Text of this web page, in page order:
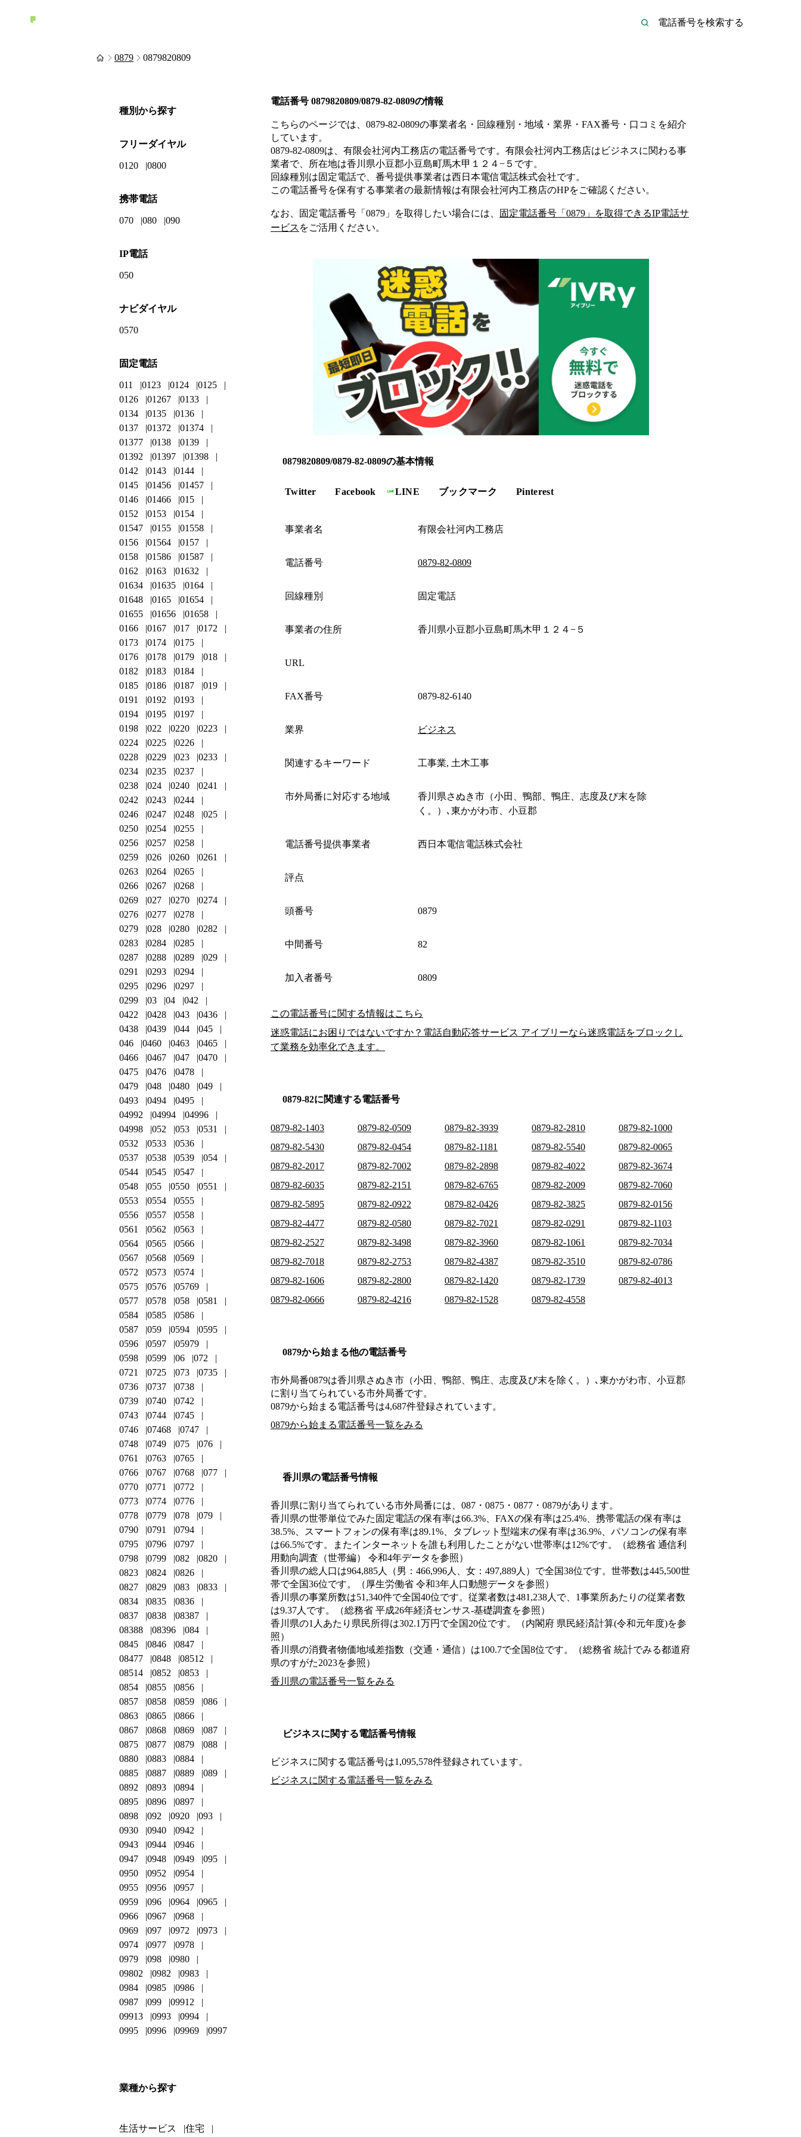
0879 0879820809
電話番号 0879820809/0879-82-0809の情報
こちらのページでは、 0879-82-0809の事業者名・回線種別・地域・業界・FAX番号・口コミを紹介
しています。
0879-82-0809は、 有限会社河内工務店の電話番号です。 有限会社河内工務店は ビジネスに関わる事
業者で、所在地は香川県小豆郡小豆島町馬木甲１２４−５ です。
回線種別は固定電話で、番号提供事業者は西日本電信電話株式会社です。
この電話番号を保有する事業者の最新情報は有限会社河内工務店のHPをご確認ください。
なお、固定電話番号「 0879 」を取得したい場合には、 固定電話番号「 0879 」を取得できるIP電話サ
ービス をご活用ください。
0879820809/0879-82-0809の基本情報
Twitter Facebook LINE ブックマーク Pinterest
事業者名 有限会社河内工務店
電話番号 0879-82-0809
回線種別 固定電話
事業者の住所 香川県小豆郡小豆島町馬木甲１２４−５
URL
FAX番号 0879-82-6140
業界 ビジネス
関連するキーワード 工事業, 土木工事
市外局番に対応する地域
香川県さぬき市（小田、鴨部、鴨庄、志度及び末を除
く。）､東かがわ市、小豆郡
電話番号提供事業者 西日本電信電話株式会社
評点
頭番号 0879
中間番号 82
加入者番号 0809
この電話番号に関する情報はこちら
迷惑電話にお困りではないですか？電話自動応答サービス アイブリーなら迷惑電話をブロックし
て業務を効率化できます。
0879-82に関連する電話番号
0879-82-1403 0879-82-0509 0879-82-3939 0879-82-2810
0879-82-1000
0879-82-5430
0879-82-0454 0879-82-1181 0879-82-5540
0879-82-0065
0879-82-2017
0879-82-7002 0879-82-2898 0879-82-4022
0879-82-3674
0879-82-6035
0879-82-2151 0879-82-6765 0879-82-2009
0879-82-7060
0879-82-5895
0879-82-0922 0879-82-0426 0879-82-3825
0879-82-0156
0879-82-4477
0879-82-0580 0879-82-7021 0879-82-0291
0879-82-1103
0879-82-2527
0879-82-3498 0879-82-3960 0879-82-1061
0879-82-7034
0879-82-7018
0879-82-2753 0879-82-4387 0879-82-3510
0879-82-0786
0879-82-1606
0879-82-2800 0879-82-1420 0879-82-1739
0879-82-4013
0879-82-0666
0879-82-4216 0879-82-1528 0879-82-4558
0879から始まる他の電話番号
市外局番0879は香川県さぬき市（小田、鴨部、鴨庄、志度及び末を除く。）､東かがわ市、小豆郡
に割り当てられている市外局番です。
0879から始まる電話番号は4,687件登録されています。
0879から始まる電話番号一覧をみる
香川県の電話番号情報
香川県に割り当てられている市外局番には、087・0875・0877・0879があります。
香川県の世帯単位でみた固定電話の保有率は66.3%、FAXの保有率は25.4%、携帯電話の保有率は
38.5%、スマートフォンの保有率は89.1%、タブレット型端末の保有率は36.9%、パソコンの保有率
は66.5%です。またインターネットを誰も利用したことがない世帯率は12%です。（総務省 通信利
用動向調査（世帯編） 令和4年データを参照）
香川県の総人口は964,885人（男：466,996人、女：497,889人）で全国38位です。世帯数は445,500世
帯で全国36位です。（厚生労働省 令和3年人口動態データを参照）
香川県の事業所数は51,340件で全国40位です。従業者数は481,238人で、1事業所あたりの従業者数
は9.37人です。（総務省 平成26年経済センサス‐基礎調査を参照）
香川県の1人あたり県民所得は302.1万円で全国20位です。（内閣府 県民経済計算(令和元年度)を参
照）
香川県の消費者物価地域差指数（交通・通信）は100.7で全国8位です。（総務省 統計でみる都道府
県のすがた2023を参照）
香川県の電話番号一覧をみる
ビジネスに関する電話番号情報
ビジネスに関する電話番号は1,095,578件登録されています。
ビジネスに関する電話番号一覧をみる
種別から探す
フリーダイヤル
0120 0800
携帯電話
070 080 090
IP電話
050
ナビダイヤル
0570
固定電話
011 0123 0124
0125
0126
01267
0133
0134
0135
0136
0137
01372
01374
01377
0138
0139
01392
01397
01398
0142
0143
0144
0145
01456
01457
0146
01466
015
0152
0153
0154
01547
0155
01558
0156
01564
0157
0158
01586
01587
0162
0163
01632
01634
01635
0164
01648
0165
01654
01655
01656
01658
0166
0167 017
0172
0173
0174
0175
0176
0178 0179
018
0182
0183
0184
0185
0186 0187
019
0191
0192
0193
0194
0195
0197
0198
022 0220
0223
0224
0225
0226
0228
0229 023
0233
0234
0235
0237
0238
024 0240
0241
0242
0243
0244
0246
0247 0248
025
0250
0254
0255
0256
0257
0258
0259
026 0260
0261
0263
0264
0265
0266
0267
0268
0269
027 0270
0274
0276
0277
0278
0279
028 0280
0282
0283
0284
0285
0287
0288 0289
029
0291
0293
0294
0295
0296
0297
0299
03 04
042
0422
0428 043
0436
0438
0439 044
045
046
0460 0463
0465
0466
0467 047
0470
0475
0476
0478
0479
048 0480
049
0493
0494
0495
04992
04994
04996
04998
052 053
0531
0532
0533
0536
0537
0538 0539
054
0544
0545
0547
0548
055 0550
0551
0553
0554
0555
0556
0557
0558
0561
0562
0563
0564
0565
0566
0567
0568
0569
0572
0573
0574
0575
0576
05769
0577
0578 058
0581
0584
0585
0586
0587
059 0594
0595
0596
0597
05979
0598
0599 06
072
0721
0725 073
0735
0736
0737
0738
0739
0740
0742
0743
0744
0745
0746
07468
0747
0748
0749 075
076
0761
0763
0765
0766
0767 0768
077
0770
0771
0772
0773
0774
0776
0778
0779 078
079
0790
0791
0794
0795
0796
0797
0798
0799 082
0820
0823
0824
0826
0827
0829 083
0833
0834
0835
0836
0837
0838
08387
08388
08396
084
0845
0846
0847
08477
0848
08512
08514
0852
0853
0854
0855
0856
0857
0858 0859
086
0863
0865
0866
0867
0868 0869
087
0875
0877 0879
088
0880
0883
0884
0885
0887 0889
089
0892
0893
0894
0895
0896
0897
0898
092 0920
093
0930
0940
0942
0943
0944
0946
0947
0948 0949
095
0950
0952
0954
0955
0956
0957
0959
096 0964
0965
0966
0967
0968
0969
097 0972
0973
0974
0977
0978
0979
098
0980
09802
0982
0983
0984
0985
0986
0987
099
09912
09913
0993
0994
0995
0996 09969 0997
業種から探す
生活サービス 住宅